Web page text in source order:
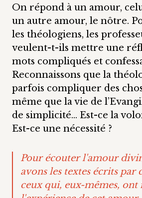
On répond à un amour,
un autre amour, le nôtre.
les théologiens, les
veulent-t-ils mettre une
mots compliqués et
Reconnaissons que la
parfois compliquer des
même que la vie de
de simplicité… Est-ce la
Est-ce une nécessité ?
Pour écouter l'amour
avons les textes écrits par
ceux qui, eux-mêmes, ont